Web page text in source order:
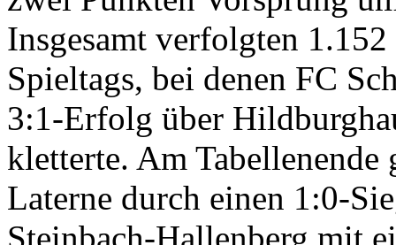
Insgesamt verfolgten
Spieltags, bei denen FC
3:1-Erfolg über
kletterte. Am Tabellenende
Laterne durch einen 1:0-